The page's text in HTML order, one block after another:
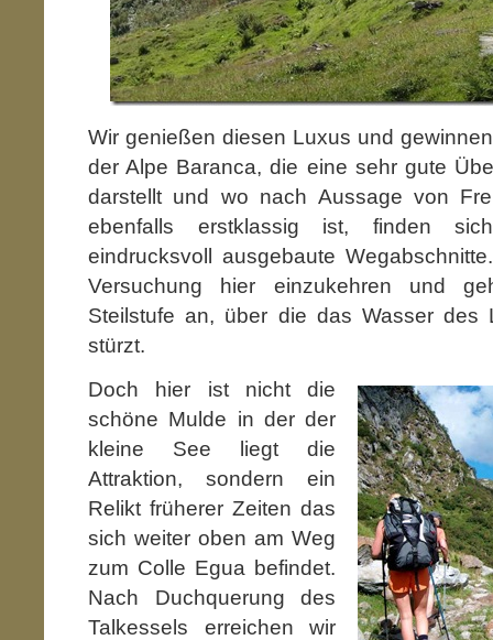
Wir genießen diesen Luxus und
der Alpe Baranca, die eine sehr gute
darstellt und wo nach Aussage von
ebenfalls erstklassig ist, finden
eindrucksvoll ausgebaute
Versuchung hier einzukehren und
Steilstufe an, über die das Wasser des
stürzt.
Doch hier ist nicht die
schöne Mulde in der der
kleine See liegt die
Attraktion, sondern ein
Relikt früherer Zeiten das
sich weiter oben am Weg
zum Colle Egua befindet.
Nach Duchquerung des
Talkessels erreichen wir